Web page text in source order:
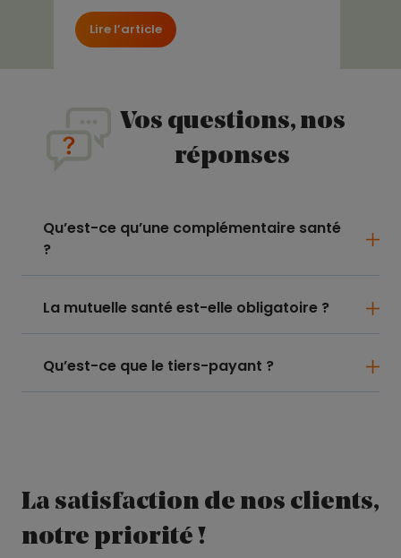
Lire l’article
Vos questions, nos
réponses
Qu’est-ce qu’une complémentaire santé
?
La mutuelle santé est-elle obligatoire ?
Qu’est-ce que le tiers-payant ?
La satisfaction de nos clients,
notre priorité !